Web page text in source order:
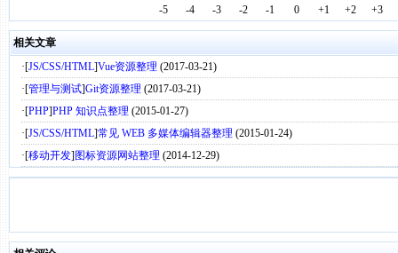
-5 -4 -3 -2 -1 0 +1 +2 +3
相关文章
·[JS/CSS/HTML]Vue资源整理 (2017-03-21)
·[管理与测试]Git资源整理 (2017-03-21)
·[PHP]PHP 知识点整理 (2015-01-27)
·[JS/CSS/HTML]常见 WEB 多媒体编辑器整理 (2015-01-24)
·[移动开发] 图标资源网站整理 (2014-12-29)